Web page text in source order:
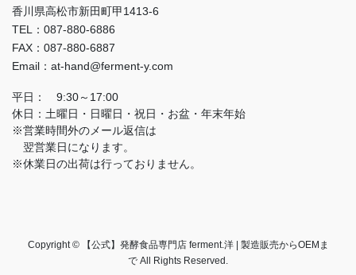
香川県高松市新田町甲1413-6
TEL：087-880-6886
FAX：087-880-6887
Email：at-hand@ferment-y.com
平日： 9:30～17:00
休日：土曜日・日曜日・祝日・お盆・年末年始
※営業時間外のメール返信は
翌営業日になります。
※休業日の出荷は行っておりません。
Copyright © 【公式】発酵食品専門店 ferment.洋 | 製造販売からOEMま
で All Rights Reserved.